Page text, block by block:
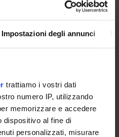
Impostazioni degli annunci
trattiamo i vostri dati
numero IP, utilizzando
memorizzare e accedere
dispositivo al fine di
personalizzati, misurare
tua carriera universitaria
GIA: solo così
anche tramite l'app Univr.